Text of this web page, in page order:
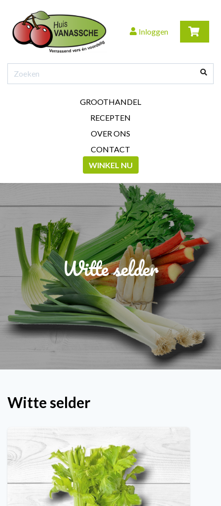
Inloggen
GROOTHANDEL
RECEPTEN
OVER ONS
CONTACT
WINKEL NU
Witte selder
Witte selder